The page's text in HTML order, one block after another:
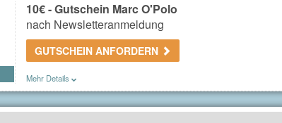
10€ - Gutschein Marc O'Polo
nach Newsletteranmeldung
GUTSCHEIN ANFORDERN
Mehr Details
Sie erhalten einen 10€ Gutschein nach der Anmeldung am Newsletter bei